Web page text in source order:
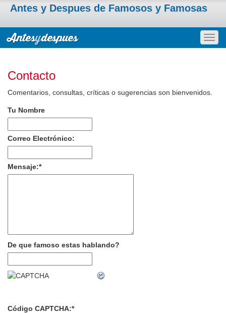
Antes y Despues de Famosos y Famosas
Contacto
Comentarios, consultas, críticas o sugerencias son bienvenidos.
Tu Nombre
Correo Electrónico:
Mensaje:*
De que famoso estas hablando?
Código CAPTCHA:*